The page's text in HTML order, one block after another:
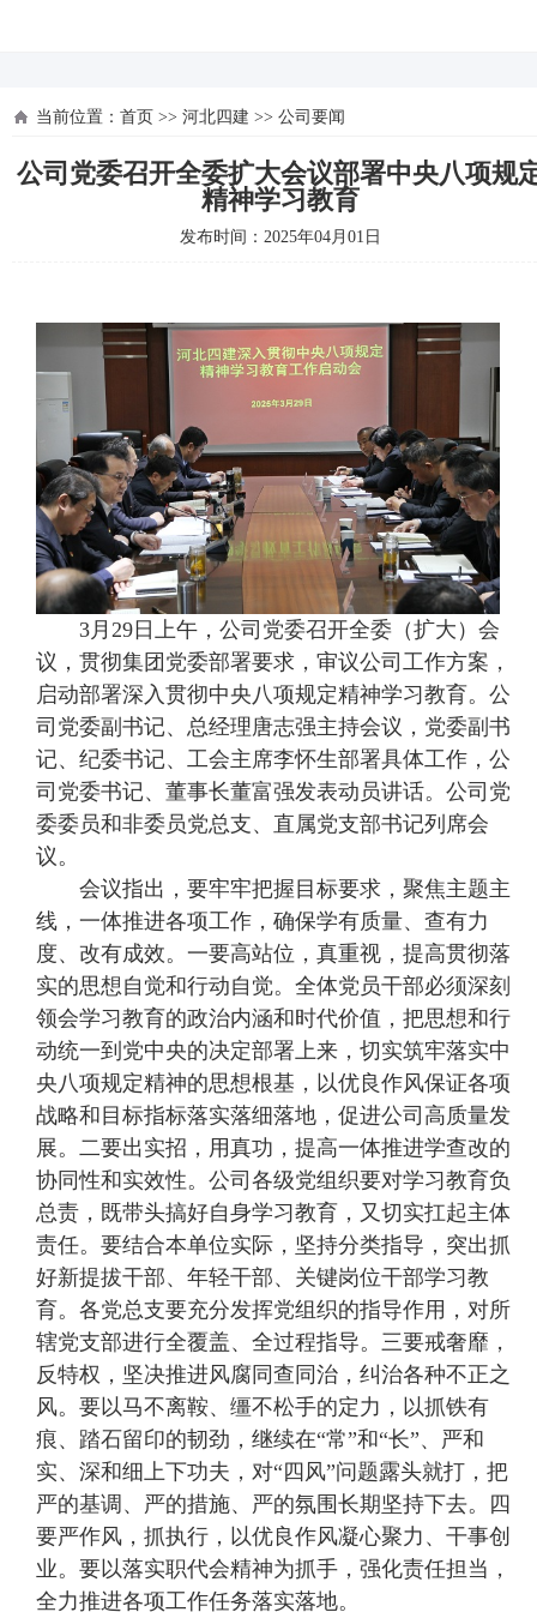
当前位置： 首页 >> 河北四建 >> 公司要闻
公司党委召开全委扩大会议部署中央八项规
精神学习教育
发布时间：2025年04月01日
3月29日上午，公司党委召开全委（扩大）会
议，贯彻集团党委部署要求，审议公司工作方案，
启动部署深入贯彻中央八项规定精神学习教育。公
司党委副书记、总经理唐志强主持会议，党委副书
记、纪委书记、工会主席李怀生部署具体工作，公
司党委书记、董事长董富强发表动员讲话。公司党
委委员和非委员党总支、直属党支部书记列席会
议。
会议指出，要牢牢把握目标要求，聚焦主题主
线，一体推进各项工作，确保学有质量、查有力
度、改有成效。一要高站位，真重视，提高贯彻落
实的思想自觉和行动自觉。全体党员干部必须深刻
领会学习教育的政治内涵和时代价值，把思想和行
动统一到党中央的决定部署上来，切实筑牢落实中
央八项规定精神的思想根基，以优良作风保证各项
战略和目标指标落实落细落地，促进公司高质量发
展。二要出实招，用真功，提高一体推进学查改的
协同性和实效性。公司各级党组织要对学习教育负
总责，既带头搞好自身学习教育，又切实扛起主体
责任。要结合本单位实际，坚持分类指导，突出抓
好新提拔干部、年轻干部、关键岗位干部学习教
育。各党总支要充分发挥党组织的指导作用，对所
辖党支部进行全覆盖、全过程指导。三要戒奢靡，
反特权，坚决推进风腐同查同治，纠治各种不正之
风。要以马不离鞍、缰不松手的定力，以抓铁有
痕、踏石留印的韧劲，继续在“常”和“长”、严和
实、深和细上下功夫，对“四风”问题露头就打，把
严的基调、严的措施、严的氛围长期坚持下去。四
要严作风，抓执行，以优良作风凝心聚力、干事创
业。要以落实职代会精神为抓手，强化责任担当，
全力推进各项工作任务落实落地。